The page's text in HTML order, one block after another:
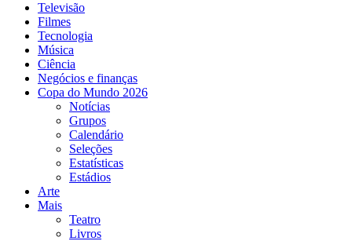
Televisão
Filmes
Tecnologia
Música
Ciência
Negócios e finanças
Copa do Mundo 2026
Notícias
Grupos
Calendário
Seleções
Estatísticas
Estádios
Arte
Mais
Teatro
Livros